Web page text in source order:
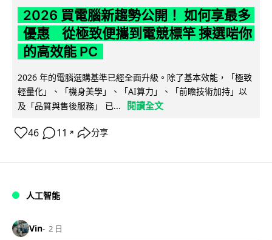
2026 買電腦新趨勢公開！ 如何享最多
優惠 從極致便攜到電競標竿 揀選啱你
的高效能 PC
2026 年的電腦選購基準已經全面升級。除了基本效能，「極致
輕量化」、「機身美學」、「AI算力」、「前瞻技術加持」以
及「品質與售後服務」 已...
閱讀全文
46 11 ↗ 分享
人工智能
Vin 2 日